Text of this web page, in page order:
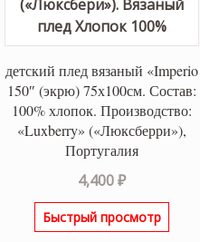
детский плед вязаный «Imperio
150″ (экрю) 75х100см. Состав:
100% хлопок. Производство:
«Luxberry» («Люксберри»),
Португалия
4,400₽
Быстрый просмотр